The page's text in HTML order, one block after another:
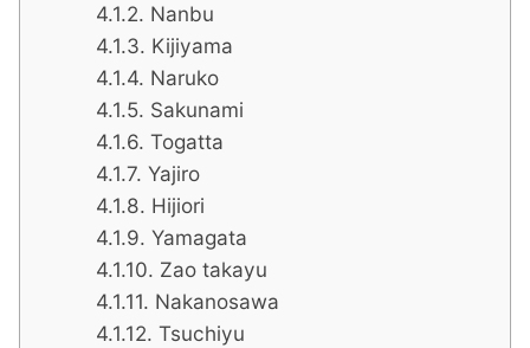
Nanbu
Kijiyama
Naruko
Sakunami
Togatta
Yajiro
Hijiori
Yamagata
Zao takayu
Nakanosawa
Tsuchiyu